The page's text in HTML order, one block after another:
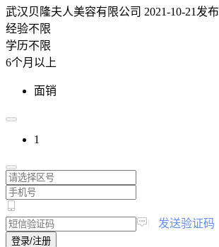
武汉贝隆夫人美容有限公司 2021-10-21发布
经验不限
学历不限
6个月以上
面销
1
发送验证码
登录/注册